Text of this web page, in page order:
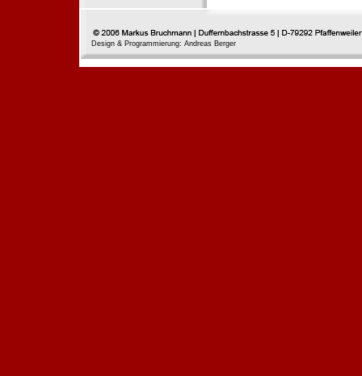
Design & Programmierung: Andreas Berger